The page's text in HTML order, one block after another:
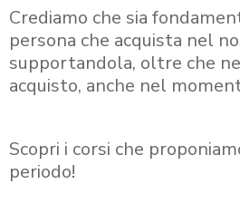
Crediamo che sia
persona che acquista nel
supportandola, oltre che
acquisto, anche nel
Scopri i corsi che
periodo!